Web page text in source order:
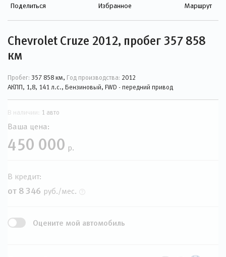
Поделиться Избранное Маршрут
Chevrolet Cruze 2012, пробег 357 858
км
Пробег: 357 858 км, Год производства: 2012
АКПП, 1,8, 141 л.с., Бензиновый, FWD - передний привод
В наличии: 1 авто
Ваша цена:
450 000 р.
В кредит:
от 8 346 руб./мес.
Оцените мой автомобиль